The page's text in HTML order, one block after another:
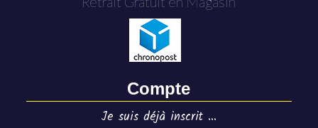
Compte
Je suis déjà inscrit ...